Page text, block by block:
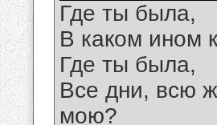
Где ты была,
В каком ином
Где ты была,
Все дни, всю
мою?